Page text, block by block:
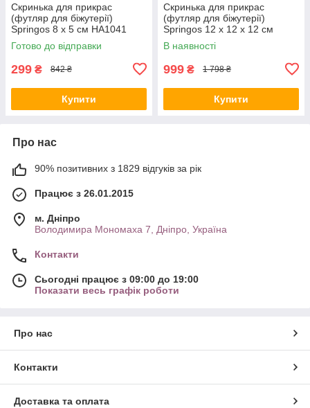
Скринька для прикрас
(футляр для біжутерії)
Springos 8 x 5 см HA1041
Готово до відправки
299 ₴ 842 ₴
Купити
Скринька для прикрас
(футляр для біжутерії)
Springos 12 x 12 x 12 см
HA1048
В наявності
999 ₴ 1 798 ₴
Купити
Про нас
90% позитивних з 1829 відгуків за рік
Працює з 26.01.2015
м. Дніпро
Володимира Мономаха 7, Дніпро, Україна
Контакти
Сьогодні працює з 09:00 до 19:00
Показати весь графік роботи
Про нас
Контакти
Доставка та оплата